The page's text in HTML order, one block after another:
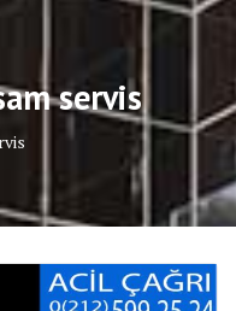
servis